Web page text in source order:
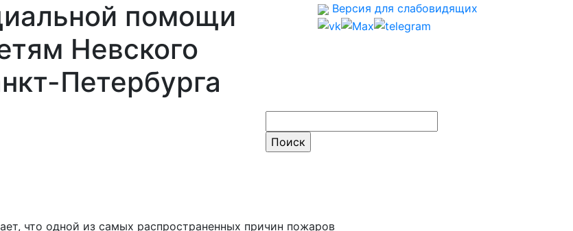
помощи
Невского
Петербурга
Версия для слабовидящих
Найти:
что одной из самых распространенных причин пожаров